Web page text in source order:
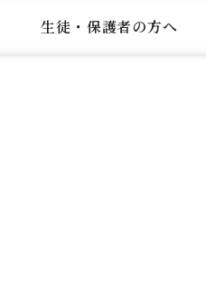
生徒・保護者の方へ